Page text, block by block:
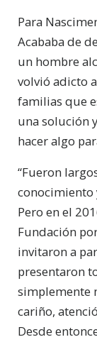
Para
Acababa de
un hombre
volvió adicto
familias que
una solución
hacer algo
“Fueron
conocimiento
Pero en el
Fundación
invitaron a
presentaron
simplemente
cariño,
Desde